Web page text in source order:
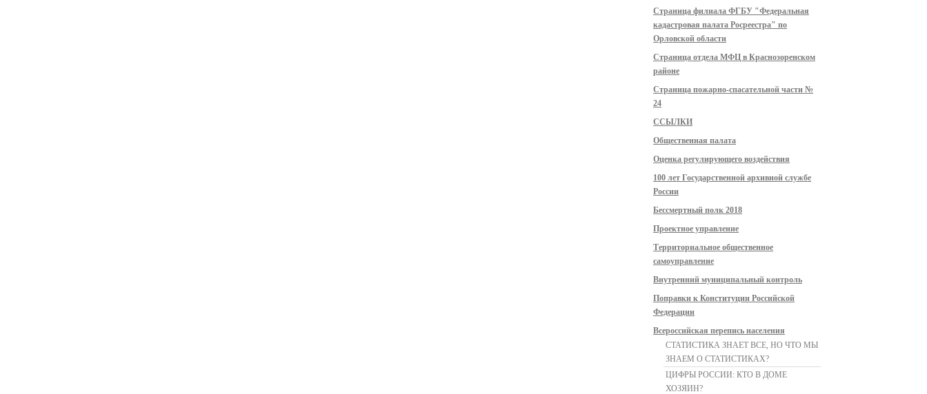
Страница филиала ФГБУ "Федеральная
кадастровая палата Росреестра" по
Орловской области
Страница отдела МФЦ в Краснозоренском
районе
Страница пожарно-спасательной части №
24
ССЫЛКИ
Общественная палата
Оценка регулирующего воздействия
100 лет Государственной архивной службе
России
Бессмертный полк 2018
Проектное управление
Территориальное общественное
самоуправление
Внутренний муниципальный контроль
Поправки к Конституции Российской
Федерации
Всероссийская перепись населения
СТАТИСТИКА ЗНАЕТ ВСЕ, НО ЧТО МЫ
ЗНАЕМ О СТАТИСТИКАХ?
ЦИФРЫ РОССИИ: КТО В ДОМЕ
ХОЗЯИН?